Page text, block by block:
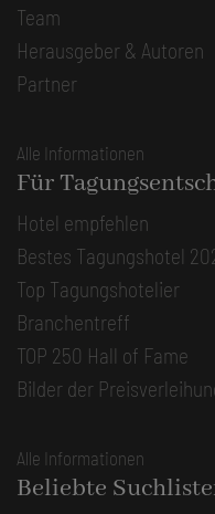
Team
Herausgeber & Autoren
Partner
Alle Informationen
Für
Hotel empfehlen
Bestes Tagungshotel
Top Tagungshotelier
Branchentreff
TOP 250 Hall of Fame
Bilder der
Alle Informationen
Beliebte